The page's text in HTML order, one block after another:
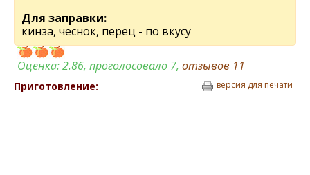
Для заправки:
кинза, чеснок, перец - по вкусу
Оценка:2.86, проголосовало 7, отзывов 11
Приготовление: версия для печати